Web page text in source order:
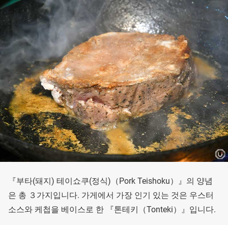
『부타(돼지) 테이쇼쿠(정식)（Pork Teishoku）』의 양념
은 총 ３가지입니다. 가게에서 가장 인기 있는 것은 우스터
소스와 케첩을 베이스로 한 『톤테키（Tonteki）』입니다.